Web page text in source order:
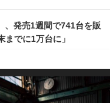
、発売1週間で741台を販
までに1万台に」